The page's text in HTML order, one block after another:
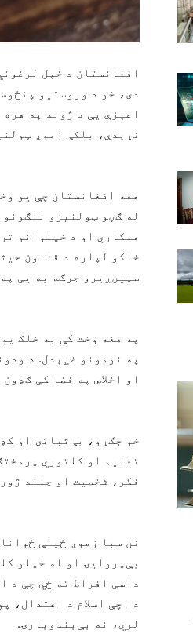
افغانستان د خپل
دی، خو د وروستیو
اغېزې یې د ژوند په
نړېدې، بلکې زموږ
هغه افغانستان چې یو
له ګڼو ټولنیزو
همکاري او د خپلوانو
خلکو لپاره د قانون
سپین‌ږیرو جرګه به یې
په هغه وخت کې به خلک
په نومونو غږېدل. د
او اخلاص په فضا کې
خو جګړو، بې‌ثباتۍ او
تعلیم او کلتوري
فکر، شخصیت او چلند
نن سبا زموږ ځینې
بې‌پروایۍ او له خپلو
داسې افراط ته ځي چې د
دا چې اسلام د اعتدال،
لري، نه بې‌بندوبارۍ.